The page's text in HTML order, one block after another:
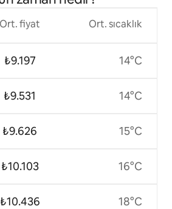
Ort. fiyat
₺9.197
₺9.531
₺9.626
₺10.103
₺10.436
Ort. sıcaklık
14°C
14°C
15°C
16°C
18°C